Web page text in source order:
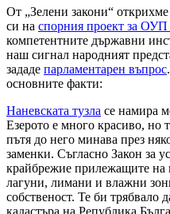
От „Зелени закони“
си на спорния проект за
компетентните държавни
наш сигнал народният
зададе парламентарен въпрос
основните факти:
Наневската тузла се намира
Езерото е много красиво, но
пътя до него минава през
заменки. Съгласно Закон за
крайбрежие прилежащите на
лагуни, лимани и влажни
собственост. Те би трябвало
кадастъра на Република